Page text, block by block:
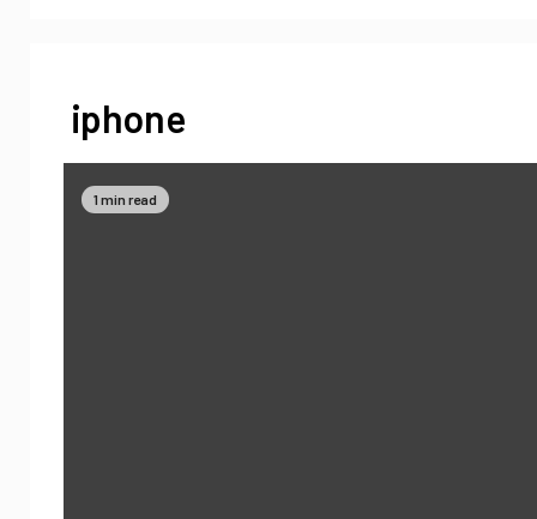
iphone
1 min read